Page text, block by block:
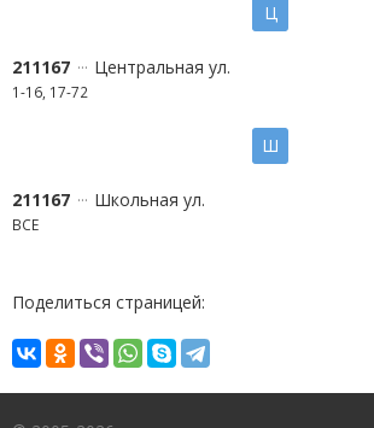
Ц
211167 Центральная ул.
1-16, 17-72
Ш
211167 Школьная ул.
ВСЕ
Поделиться страницей: